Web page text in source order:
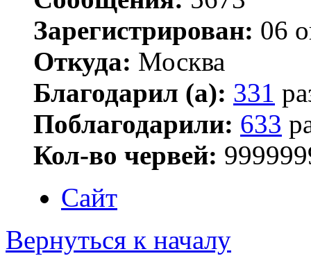
Зарегистрирован: 06
Откуда: Москва
Благодарил (а): 331
Поблагодарили: 633
Кол-во червей:
Сайт
Вернуться к началу